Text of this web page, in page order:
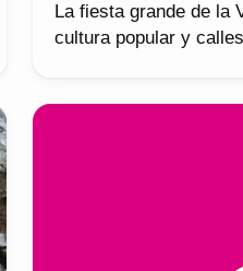
La fiesta grande de la
cultura popular y